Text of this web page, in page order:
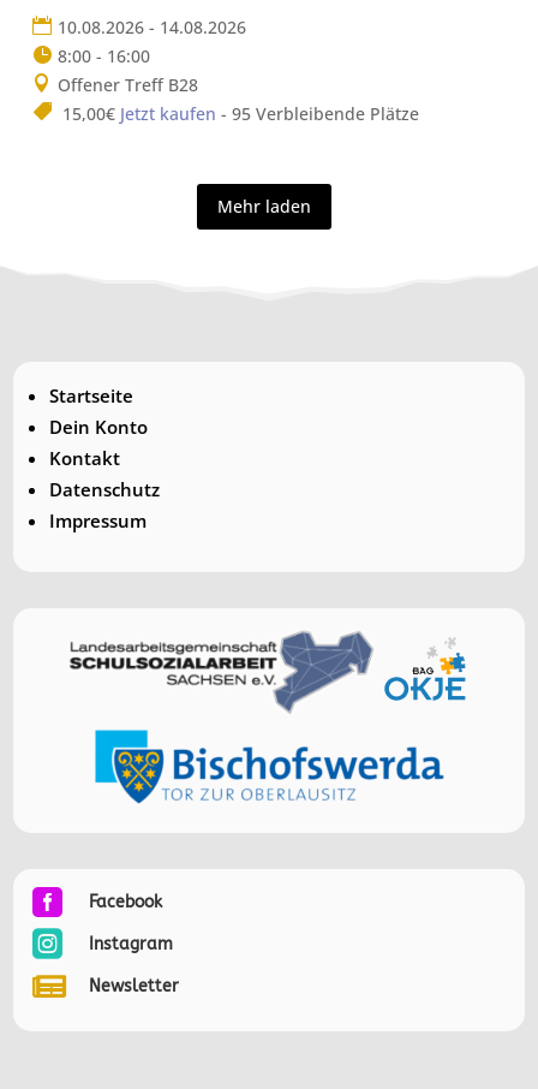
10.08.2026 - 14.08.2026
8:00 - 16:00
Offener Treff B28
15,00€ Jetzt kaufen - 95 Verbleibende Plätze
Mehr laden
Startseite
Dein Konto
Kontakt
Datenschutz
Impressum
 Facebook
 Instagram
 Newsletter